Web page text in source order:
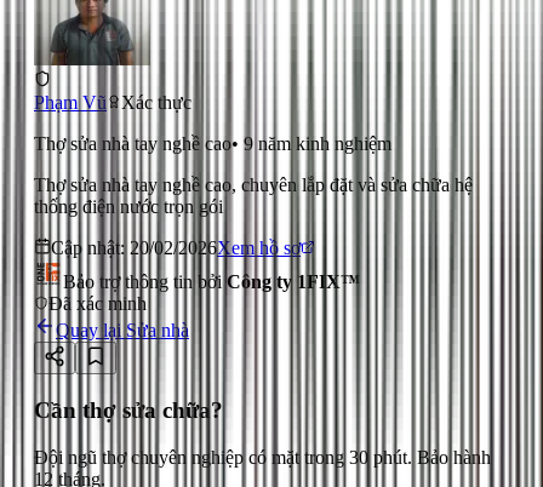
Phạm Vũ
Xác thực
Thợ sửa nhà tay nghề cao• 9 năm kinh nghiệm
Thợ sửa nhà tay nghề cao, chuyên lắp đặt và sửa chữa hệ
thống điện nước trọn gói
Cập nhật: 20/02/2026Xem hồ sơ
Bảo trợ thông tin bởi Công ty 1FIX™
Đã xác minh
Quay lại Sửa nhà
Cần thợ sửa chữa?
Đội ngũ thợ chuyên nghiệp có mặt trong 30 phút. Bảo hành
12 tháng.